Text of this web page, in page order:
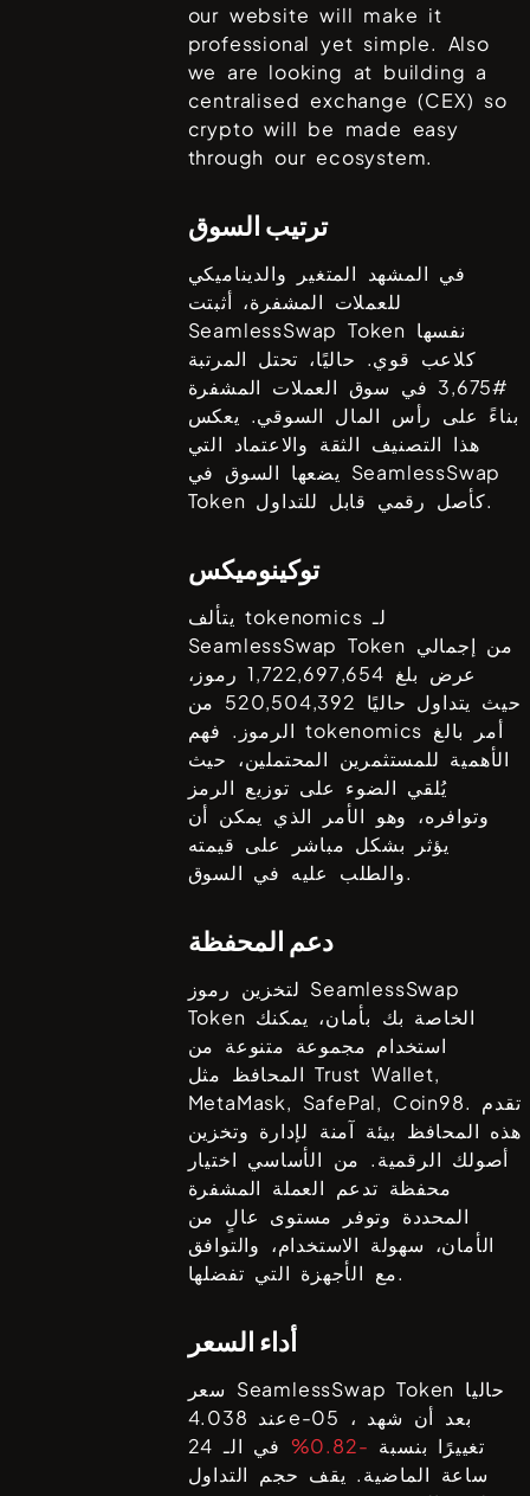
our website will make it
professional yet simple. Also
we are looking at building a
centralised exchange (CEX) so
crypto will be made easy
through our ecosystem.
ترتيب السوق
في المشهد المتغير والديناميكي
للعملات المشفرة، أثبتت
SeamlessSwap Token
كلاعب قوي. حاليًا، تحتل المرتبة
#
3,675 في سوق العملات المشفرة
بناءً على رأس المال السوقي. يعكس
هذا التصنيف الثقة والاعتماد التي
SeamlessSwap
Token
كأصل رقمي قابل للتداول.
توكينوميكس
يتألف tokenomics لـ
SeamlessSwap Token
عرض بلغ 1,722,697,654رموز،
حيث يتداول حاليًا 520,504,392 من
الرموز. فهم tokenomics أمر بالغ
الأهمية للمستثمرين المحتملين، حيث
يُلقي الضوء على توزيع الرمز
وتوافره، وهو الأمر الذي يمكن أن
يؤثر بشكل مباشر على قيمته
والطلب عليه في السوق.
دعم المحفظة
SeamlessSwap
Token
استخدام مجموعة متنوعة من
المحافظ مثلTrust Wallet,
MetaMask, SafePal, Coin98. تقدم
هذه المحافظ بيئة آمنة لإدارة وتخزين
أصولك الرقمية. من الأساسي اختيار
محفظة تدعم العملة المشفرة
المحددة وتوفر مستوى عالٍ من
الأمان، سهولة الاستخدام، والتوافق
مع الأجهزة التي تفضلها.
أداء السعر
SeamlessSwap Token
عند4.038e-05 ، بعد أن شهد
تغييرًا بنسبة -0.82%
في الـ 24
ساعة الماضية. يقف حجم التداول